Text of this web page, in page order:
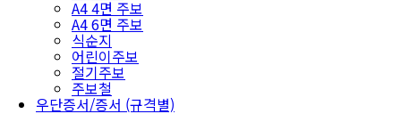
A4 4면 주보
A4 6면 주보
식순지
어린이주보
절기주보
주보철
우단증서/증서 (규격별)